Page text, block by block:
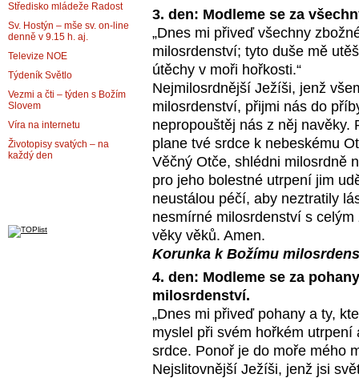
3. den: Modleme se za
„Dnes mi přiveď všechny
milosrdenství; tyto duše mě
útěchy v moři hořkosti.“
Nejmilosrdnější Ježíši, jenž
milosrdenství, přijmi nás do
nepropouštěj nás z něj
plane tvé srdce k nebeskému
Věčný Otče, shlédni milosrdně
pro jeho bolestné utrpení jim
neustálou péčí, aby neztratily
nesmírné milosrdenství s
věky věků. Amen.
Korunka k Božímu
4. den: Modleme se za
milosrdenství.
„Dnes mi přiveď pohany a ty,
myslel při svém hořkém
srdce. Ponoř je do moře mého
Nejslitovnější Ježíši, jenž jsi
Středisko mládeže Radost
Sv. Hostýn – mše sv. on-line
denně v 9.15 h. aj.
Televize NOE
Týdeník Světlo
Vezmi a čti – týden s Božím
Slovem
Víra na internetu
Životopisy svatých – na
každý den